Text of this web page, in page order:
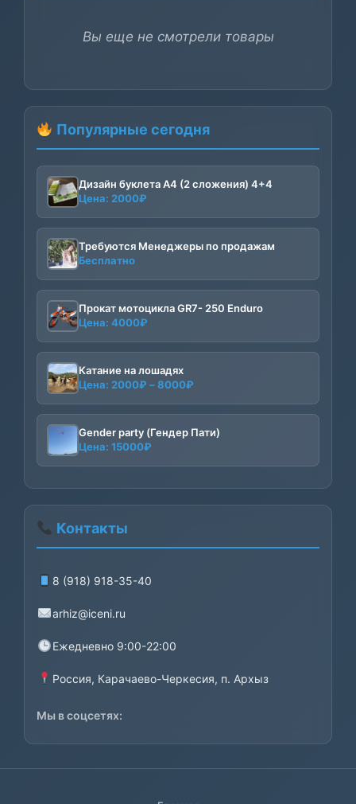
Вы еще не смотрели товары
Популярные сегодня
Дизайн буклета А4 (2 сложения) 4+4
Цена: 2000₽
Требуются Менеджеры по продажам
Бесплатно
Прокат мотоцикла GR7- 250 Enduro
Цена: 4000₽
Катание на лошадях
Цена: 2000₽ –8000₽
2000₽
–
Gender party (Гендер Пати)
Цена: 15000₽
Контакты
8 (918) 918-35-40
arhiz@iceni.ru
Ежедневно 9:00-22:00
Россия, Карачаево-Черкесия, п. Архыз
Мы в соцсетях: